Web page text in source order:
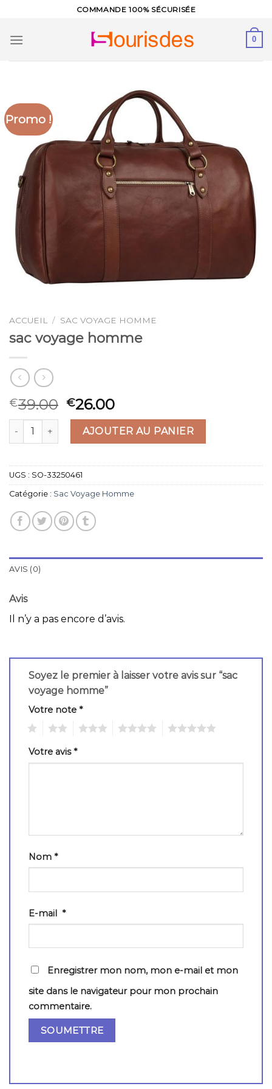
content
COMMANDE 100% SÉCURISÉE
0
Promo !
ACCUEIL / SAC VOYAGE HOMME
sac voyage homme
€39.00 €26.00
quantité de sac voyage homme
AJOUTER AU PANIER
UGS : SO-33250461
Catégorie : Sac Voyage Homme
AVIS (0)
Avis
Il n’y a pas encore d’avis.
Soyez le premier à laisser votre avis sur “sac
voyage homme”
Votre note *
Votre avis*
Nom *
E-mail *
Enregistrer mon nom, mon e-mail et mon
site dans le navigateur pour mon prochain
commentaire.